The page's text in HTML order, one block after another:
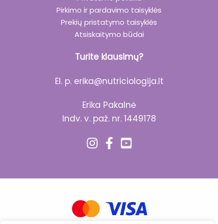
Pirkimo ir pardavimo taisyklės
Prekių pristatymo taisyklės
Atsiskaitymo būdai
Turite klausimų?
El. p. erika@nutriciologija.lt
Erika Pakalnė
Indv. v. paž. nr. 1449178